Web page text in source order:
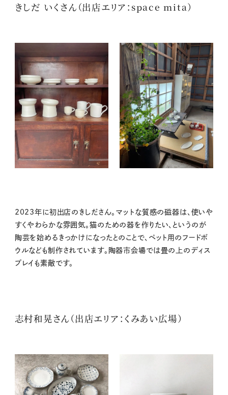
きしだ いくさん（出店エリア：space mita）
2023年に初出店のきしださん。マットな質感の磁器は、使いや
すくやわらかな雰囲気。猫のための器を作りたい、というのが
陶芸を始めるきっかけになったとのことで、ペット用のフードボ
ウルなども制作されています。陶器市会場では畳の上のディス
プレイも素敵です。
志村和晃さん（出店エリア：くみあい広場）